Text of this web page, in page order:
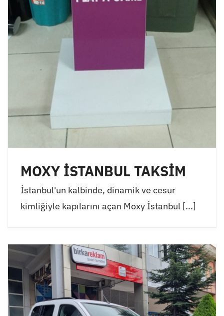
MOXY İSTANBUL TAKSİM
İstanbul'un kalbinde, dinamik ve cesur
kimliğiyle kapılarını açan Moxy İstanbul [...]